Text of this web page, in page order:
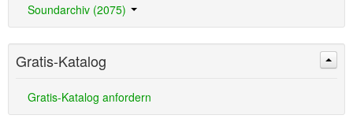
Soundarchiv (2075)
Gratis-Katalog
Gratis-Katalog anfordern